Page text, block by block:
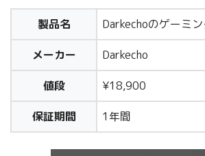
製品名 Darkechoのゲーミ
メーカー Darkecho
値段 ¥18,900
保証期間 1年間